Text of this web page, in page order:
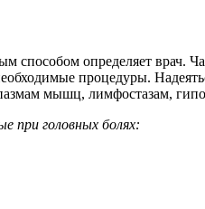
способом определяет врач.
процедуры.
мышц, лимфостазам,
при головных болях: